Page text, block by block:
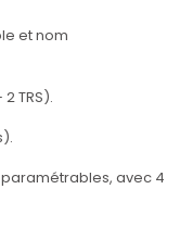
et nom
TRS).
avec 4